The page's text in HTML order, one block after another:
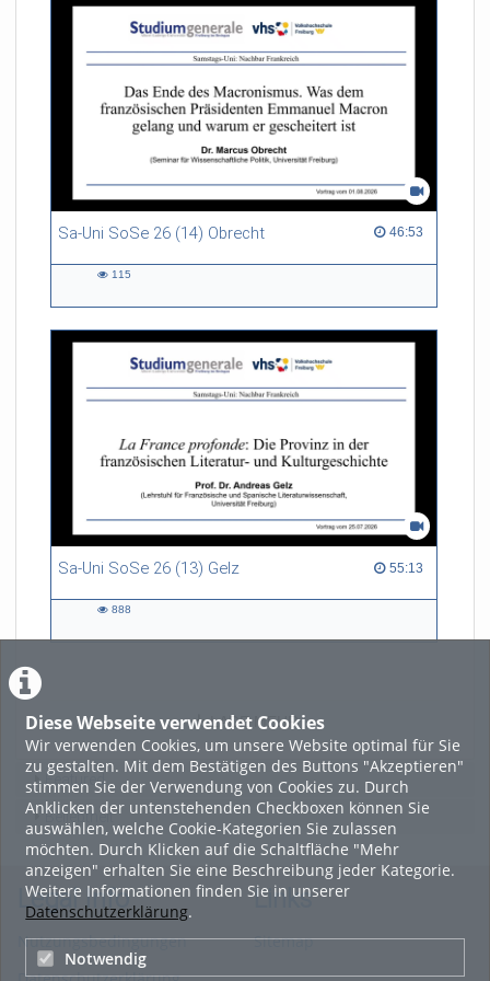
Diese Webseite verwendet Cookies
Wir verwenden Cookies, um unsere Website optimal für Sie
zu gestalten. Mit dem Bestätigen des Buttons "Akzeptieren"
stimmen Sie der Verwendung von Cookies zu. Durch
Anklicken der untenstehenden Checkboxen können Sie
auswählen, welche Cookie-Kategorien Sie zulassen
möchten. Durch Klicken auf die Schaltfläche "Mehr
anzeigen" erhalten Sie eine Beschreibung jeder Kategorie.
Weitere Informationen finden Sie in unserer
Datenschutzerklärung.
Notwendig
Sa-Uni SoSe 26 (14) Obrecht 46:53
46:53 duration
115
Sa-Uni SoSe 26 (13) Gelz 55:13
55:13 duration
888
LADE MEHR
Featured
Beliebtheit
Legal Info
Nutzungsbedingungen
Links
Sitemap